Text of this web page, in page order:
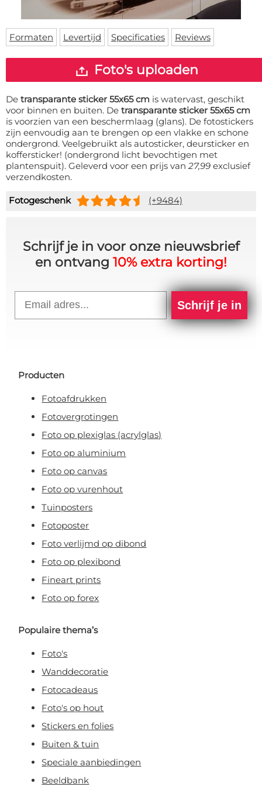
Vloermat
Skateboard deck
Levertijden
Inloggen
WhatsApp
Formaten Levertijd Specificaties Reviews
Foto's uploaden
De transparante sticker 55x65 cm is watervast, geschikt
voor binnen en buiten. De transparante sticker 55x65 cm
is voorzien van een beschermlaag (glans). De fotostickers
zijn eenvoudig aan te brengen op een vlakke en schone
ondergrond. Veelgebruikt als autosticker, deursticker en
koffersticker! (ondergrond licht bevochtigen met
plantenspuit). Geleverd voor een prijs van 27,99 exclusief
verzendkosten.
Fotogeschenk (+9484)
Schrijf je in voor onze nieuwsbrief
en ontvang 10% extra korting!
Schrijf je in
Producten
Fotoafdrukken
Fotovergrotingen
Foto op plexiglas (acrylglas)
Foto op aluminium
Foto op canvas
Foto op vurenhout
Tuinposters
Fotoposter
Foto verlijmd op dibond
Foto op plexibond
Fineart prints
Foto op forex
Populaire thema’s
Foto's
Wanddecoratie
Fotocadeaus
Foto's op hout
Stickers en folies
Buiten & tuin
Speciale aanbiedingen
Beeldbank